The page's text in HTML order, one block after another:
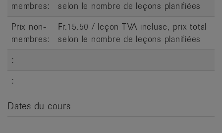
membres:
selon le nombre de leçons planifiées
Prix non-
membres:
Fr.15.50 / leçon TVA incluse, prix total
selon le nombre de leçons planifiées
:
:
Dates du cours